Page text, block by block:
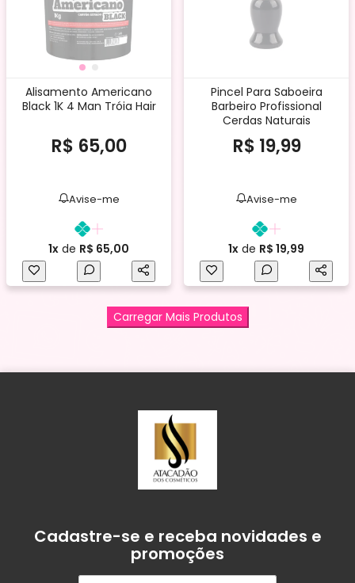
Alisamento Americano
Black 1K 4 Man Tróia Hair
R$ 65,00
Avise-me
1x de R$ 65,00
Pincel Para Saboeira
Barbeiro Profissional
Cerdas Naturais
R$ 19,99
Avise-me
1x de R$ 19,99
Carregar Mais Produtos
Cadastre-se e receba novidades e
promoções